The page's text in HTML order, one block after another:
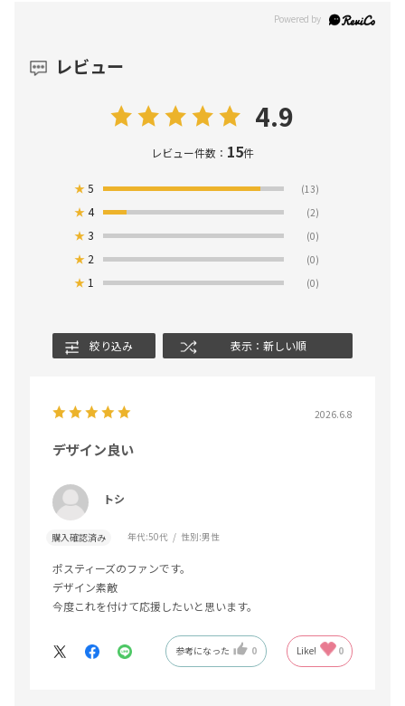
レビュー
4.9
レビュー件数： 15件
★5 (13)
★4 (2)
★3 (0)
★ 2 (0)
★ 1 (0)
絞り込み 表示：新しい順
2026.6.8
デザイン良い
トシ
購入確認済み 年代:50代 性別:男性
ポスティーズのファンです。
デザイン素敵
今度これを付けて応援したいと思います。
参考になった 0 Like! 0